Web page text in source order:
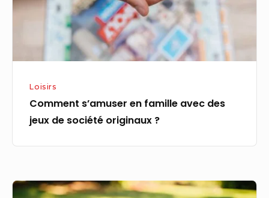
jeux
Loisirs
Comment s’amuser en famille avec des
jeux de société originaux ?
Comment